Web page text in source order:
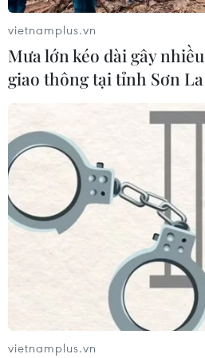
chế tiềm năng phát triển AI
Mexico
06/08/2026 03:33
Các công viên Disney ghi
doanh thu quý kỷ lục
06/08/2026 03:33
Xem thêm
CƠ QUAN CHỦ QUẢN: THÔNG TẤN XÃ VIỆT
vietnamplus.vn
Mưa lớn kéo dài gây
giao thông tại tỉnh Sơn La
vietnamplus.vn